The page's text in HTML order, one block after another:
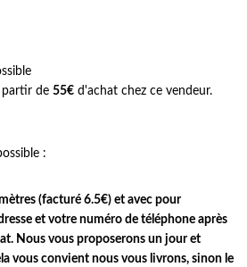
de 55€ d'achat chez ce vendeur.
:
(facturé 6.5€) et avec pour
et votre numéro de téléphone après
Nous vous proposerons un jour et
vous convient nous vous livrons, sinon le